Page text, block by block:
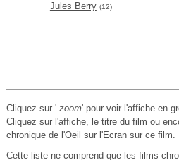
Jules Berry (12)
Cliquez sur ' zoom' pour voir l'affiche en
Cliquez sur l'affiche, le titre du film ou
chronique de l'Oeil sur l'Ecran sur ce film.
Cette liste ne comprend que les films